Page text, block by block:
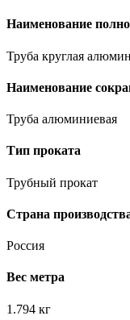
Наименование
Труба круглая
Наименование
Труба алюминиевая
Тип проката
Трубный прокат
Страна
Россия
Вес метра
1.794 кг